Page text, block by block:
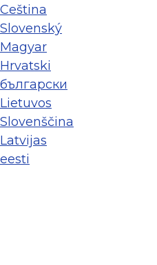
Ceština
Slovenský
Magyar
Hrvatski
български
Lietuvos
Slovenščina
Latvijas
eesti